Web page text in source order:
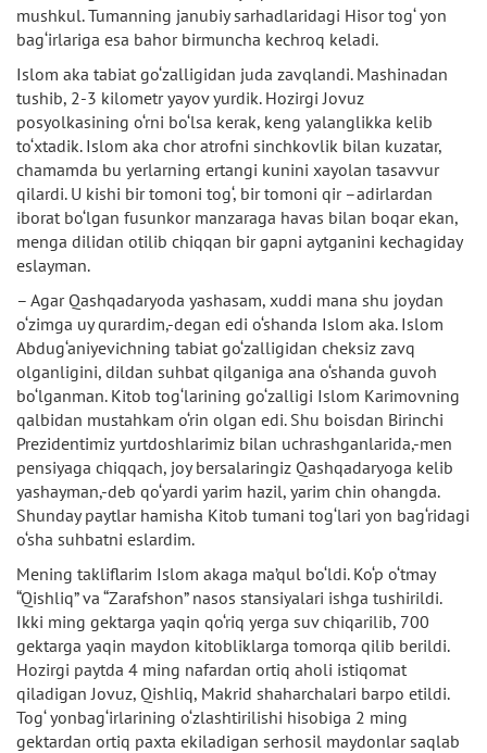
mushkul. Tumanning janubiy sarhadlaridagi Hisor tog‘ yon
bag‘irlariga esa bahor birmuncha kechroq keladi.
Islom aka tabiat go‘zalligidan juda zavqlandi. Mashinadan
tushib, 2-3 kilometr yayov yurdik. Hozirgi Jovuz
posyolkasining o‘rni bo‘lsa kerak, keng yalanglikka kelib
to‘xtadik. Islom aka chor atrofni sinchkovlik bilan kuzatar,
chamamda bu yerlarning ertangi kunini xayolan tasavvur
qilardi. U kishi bir tomoni tog‘, bir tomoni qir –adirlardan
iborat bo‘lgan fusunkor manzaraga havas bilan boqar ekan,
menga dilidan otilib chiqqan bir gapni aytganini kechagiday
eslayman.
– Agar Qashqadaryoda yashasam, xuddi mana shu joydan
o‘zimga uy qurardim,-degan edi o‘shanda Islom aka. Islom
Abdug‘aniyevichning tabiat go‘zalligidan cheksiz zavq
olganligini, dildan suhbat qilganiga ana o‘shanda guvoh
bo‘lganman. Kitob tog‘larining go‘zalligi Islom Karimovning
qalbidan mustahkam o‘rin olgan edi. Shu boisdan Birinchi
Prezidentimiz yurtdoshlarimiz bilan uchrashganlarida,-men
pensiyaga chiqqach, joy bersalaringiz Qashqadaryoga kelib
yashayman,-deb qo‘yardi yarim hazil, yarim chin ohangda.
Shunday paytlar hamisha Kitob tumani tog‘lari yon bag‘ridagi
o‘sha suhbatni eslardim.
Mening takliflarim Islom akaga ma’qul bo‘ldi. Ko‘p o‘tmay
“Qishliq” va “Zarafshon” nasos stansiyalari ishga tushirildi.
Ikki ming gektarga yaqin qo‘riq yerga suv chiqarilib, 700
gektarga yaqin maydon kitobliklarga tomorqa qilib berildi.
Hozirgi paytda 4 ming nafardan ortiq aholi istiqomat
qiladigan Jovuz, Qishliq, Makrid shaharchalari barpo etildi.
Tog‘ yonbag‘irlarining o‘zlashtirilishi hisobiga 2 ming
gektardan ortiq paxta ekiladigan serhosil maydonlar saqlab